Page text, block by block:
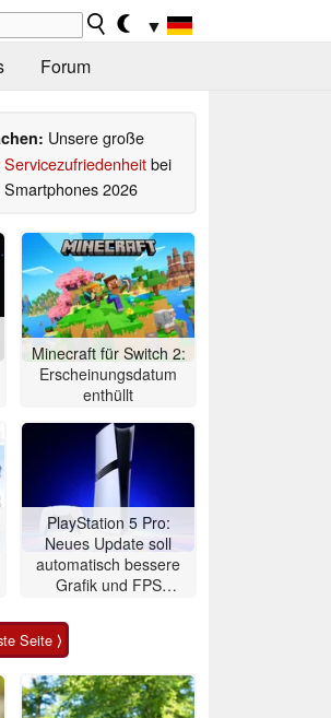
▼
Forum
Unsere große
bei
2026
Minecraft für Switch 2:
Erscheinungsdatum
enthüllt
PlayStation 5 Pro:
Neues Update soll
automatisch bessere
Grafik und FPS
Seite ⟩